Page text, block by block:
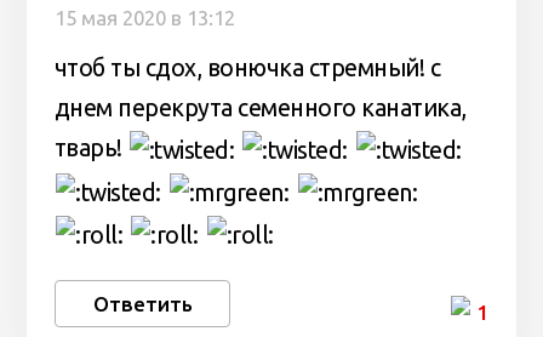
15 мая 2020 в 13:12
чтоб ты сдох, вонючка стремный! с
днем перекрута семенного канатика,
тварь!
Ответить 1